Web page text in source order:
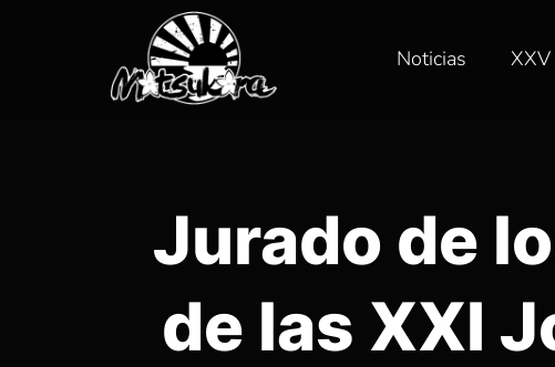
Noticias XXV
Jurado de
de las XXI